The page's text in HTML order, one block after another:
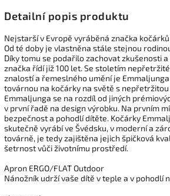
Detailní popis produktu
Nejstarší v Evropě vyráběná značka
Od té doby je vlastněna stále stejnou
Díky tomu se podařilo zachovat zkušenosti
značka řídí již 100 let. Se stoletím
znalostí a řemeslného umění je
továrnou na kočárky na světě s
Emmaljunga se na rozdíl od jiných
v první řadě na design výrobku. Na prvním
bezpečnost a pohodlí dítěte. Kočárky
skutečně vyrábí ve Švédsku, v moderní a
továrně, je tedy zajištěna jejich špičková
šetrnost vůči životnímu prostředí.
Apron ERGO/FLAT Outdoor
Nánožník udrží vaše dítě v teple a v pohodlí